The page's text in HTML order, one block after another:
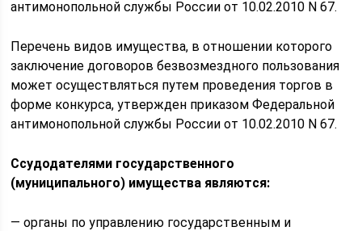
антимонопольной службы России от 10.02.2010 N 67.
Перечень видов имущества, в отношении которого
заключение договоров безвозмездного пользования
может осуществляться путем проведения торгов в
форме конкурса, утвержден приказом Федеральной
антимонопольной службы России от 10.02.2010 N 67.
Ссудодателями государственного
(муниципального) имущества являются:
— органы по управлению государственным и